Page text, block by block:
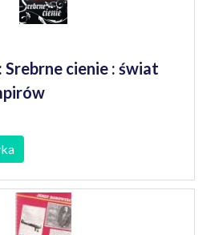
Srebrne cienie : świat